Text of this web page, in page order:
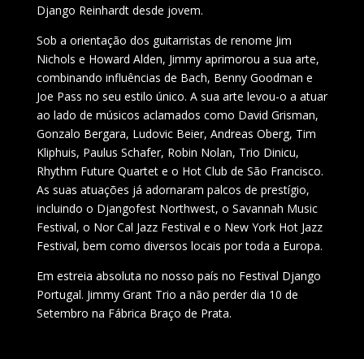
Django Reinhardt desde jovem.
Sob a orientação dos guitarristas de renome Jim
Nichols e Howard Alden, Jimmy aprimorou a sua arte,
combinando influências de Bach, Benny Goodman e
Joe Pass no seu estilo único. A sua arte levou-o a atuar
ao lado de músicos aclamados como David Grisman,
Gonzalo Bergara, Ludovic Beier, Andreas Oberg, Tim
Kliphuis, Paulus Schafer, Robin Nolan, Trio Dinicu,
Rhythm Future Quartet e o Hot Club de São Francisco.
As suas atuações já adornaram palcos de prestígio,
incluindo o Djangofest Northwest, o Savannah Music
Festival, o Nor Cal Jazz Festival e o New York Hot Jazz
Festival, bem como diversos locais por toda a Europa.
Em estreia absoluta no nosso país no Festival Django
Portugal. Jimmy Grant Trio a não perder dia 10 de
Setembro na Fábrica Braço de Prata.